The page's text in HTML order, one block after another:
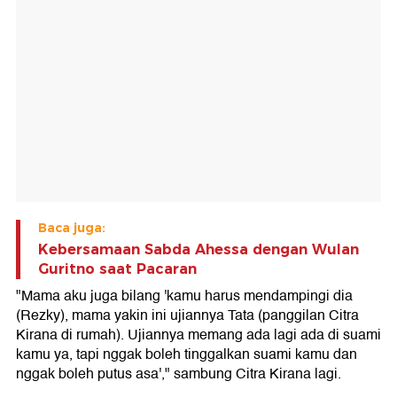
Baca juga:
Kebersamaan Sabda Ahessa dengan Wulan
Guritno saat Pacaran
"Mama aku juga bilang 'kamu harus mendampingi dia
(Rezky), mama yakin ini ujiannya Tata (panggilan Citra
Kirana di rumah). Ujiannya memang ada lagi ada di suami
kamu ya, tapi nggak boleh tinggalkan suami kamu dan
nggak boleh putus asa'," sambung Citra Kirana lagi.